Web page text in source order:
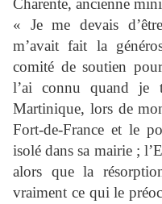
Charente, ancienne
« Je me devais
m’avait fait la
comité de soutien
l’ai connu quand je
Martinique, lors de
Fort-de-France et le
isolé dans sa mairie ;
alors que la
vraiment ce qui le